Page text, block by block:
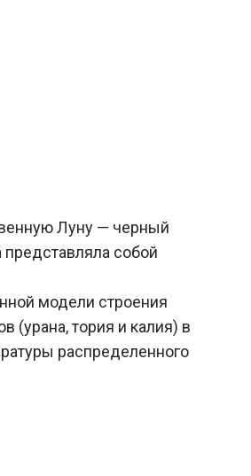
Луну — черный
собой
модели строения
(урана, тория и калия) в
распределенного